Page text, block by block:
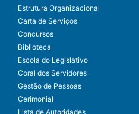
Estrutura Organizacional
Carta de Serviços
Concursos
Biblioteca
Escola do Legislativo
Coral dos Servidores
Gestão de Pessoas
Cerimonial
Lista de Autoridades